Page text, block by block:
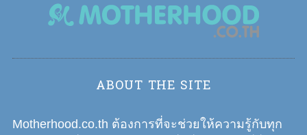
ABOUT THE SITE
Motherhood.co.th ต้องการที่จะช่วยให้ความรู้กับทุก